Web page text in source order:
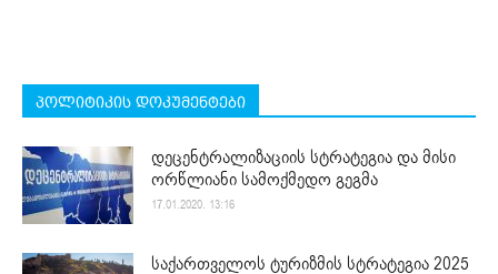
პოლიტიკის დოკუმენტები
დეცენტრალიზაციის სტრატეგია და მისი
ორწლიანი სამოქმედო გეგმა
17.01.2020. 13:16
საქართველოს ტურიზმის სტრატეგია 2025